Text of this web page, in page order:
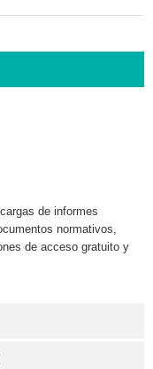
de informes
normativos,
de acceso gratuito y